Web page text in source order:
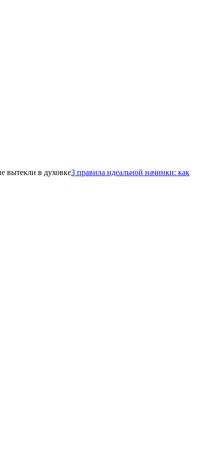
3 правила идеальной начинки: как